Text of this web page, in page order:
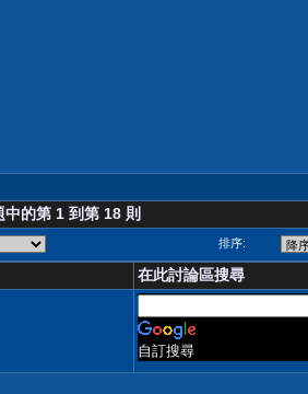
的第 1 到第 18 則
排序:
在此討論區搜尋
自訂搜尋